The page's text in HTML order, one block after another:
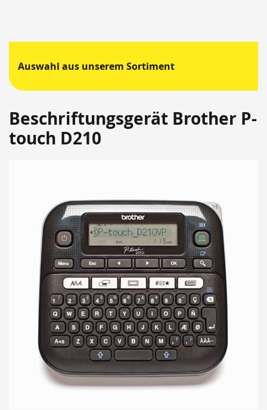
Auswahl aus unserem Sortiment
Beschriftungsgerät Brother P-
touch D210
Ende
Bildergalerie